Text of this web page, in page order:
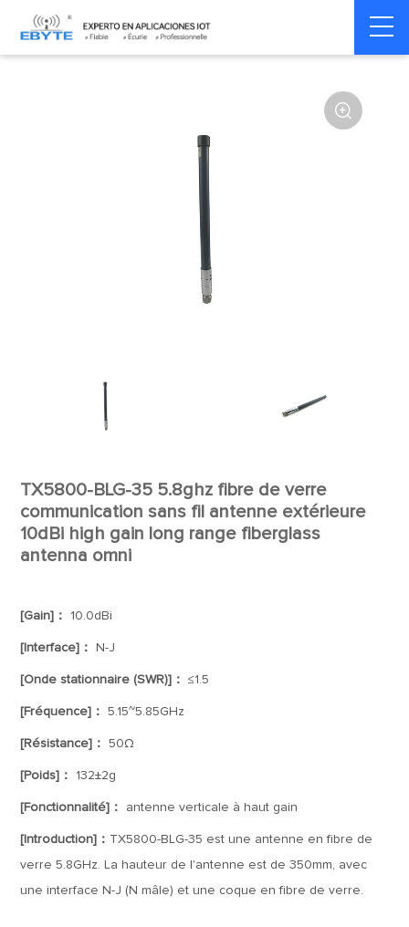
Home > Accessoires > Antenna

TX5800-BLG-35 5.8ghz fibre de verre
communication sans fil antenne extérieure
10dBi high gain long range fiberglass
antenna omni
[Gain]： 10.0dBi
[Interface]： N-J
[Onde stationnaire (SWR)]： ≤1.5
[Fréquence]： 5.15~5.85GHz
[Résistance]： 50Ω
[Poids]： 132±2g
[Fonctionnalité]： antenne verticale à haut gain
[Introduction]： TX5800-BLG-35 est une antenne en fibre de
verre 5.8GHz. La hauteur de l'antenne est de 350mm, avec
une interface N-J (N mâle) et une coque en fibre de verre.